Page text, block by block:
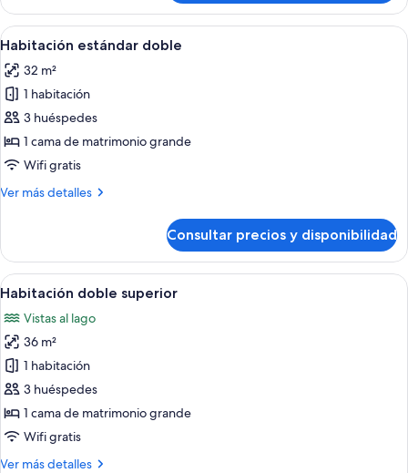
individual
estándar,
vistas
lago
Abrir
todas
las
fotos
de
Habitación
estándar
Habitación de hotel con cama, dos
4
Habitación estándar doble
32 m²
1 habitación
3 huéspedes
1 cama de matrimonio grande
Wifi gratis
Ver más detalles
Más
estándar
doble
Consultar precios y disponibilidad
Abrir
todas
las
fotos
de
Habitación
doble
superior
Una habitación de hotel con una
9
Habitación doble superior
Vistas al lago
36 m²
1 habitación
3 huéspedes
1 cama de matrimonio grande
Wifi gratis
Ver más detalles
Más